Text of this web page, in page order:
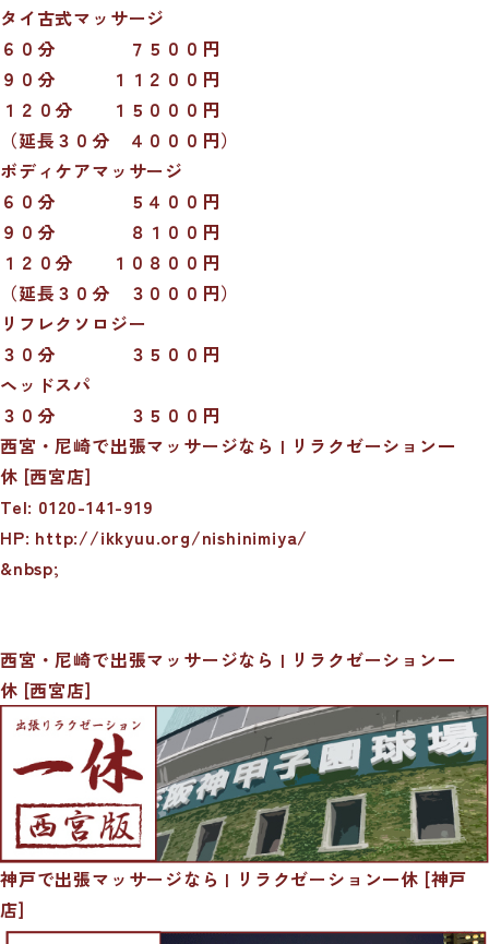
タイ古式マッサージ
６０分 ７５００円
９０分 １１２００円
１２０分 １５０００円
（延長３０分 ４０００円）
ボディケアマッサージ
６０分 ５４００円
９０分 ８１００円
１２０分 １０８００円
（延長３０分 ３０００円）
リフレクソロジー
３０分 ３５００円
ヘッドスパ
３０分 ３５００円
西宮・尼崎で出張マッサージなら | リラクゼーション一
休 [西宮店]
Tel: 0120-141-919
HP: http://ikkyuu.org/nishinimiya/
&nbsp;
西宮・尼崎で出張マッサージなら | リラクゼーション一
休 [西宮店]
神戸で出張マッサージなら | リラクゼーション一休 [神戸
店]